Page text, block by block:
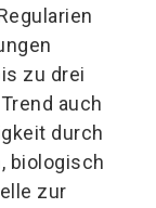
zu drei
auch
durch
biologisch
zur